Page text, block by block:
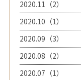
2020.11（2）
2020.10（1）
2020.09（3）
2020.08（2）
2020.07（1）